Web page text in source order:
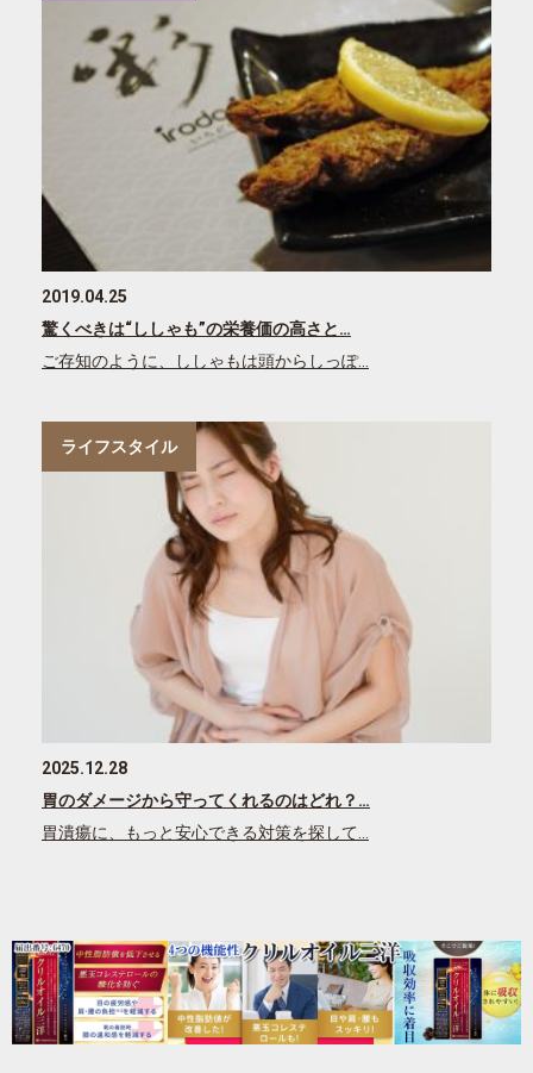
2019.04.25
驚くべきは“ししゃも”の栄養価の高さと…
ご存知のように、ししゃもは頭からしっぽ…
ライフスタイル
2025.12.28
胃のダメージから守ってくれるのはどれ？…
胃潰瘍に、もっと安心できる対策を探して…